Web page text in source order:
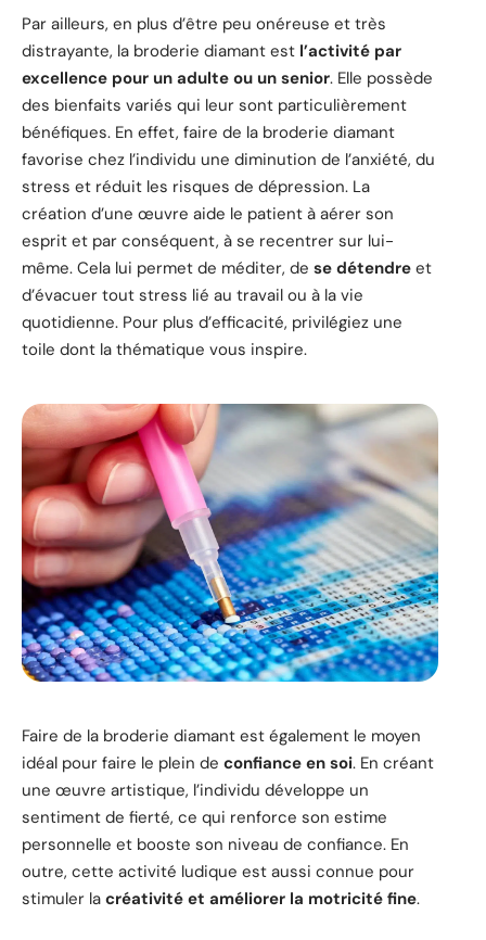
Par ailleurs, en plus d’être peu onéreuse et très
distrayante, la broderie diamant est l’activité par
excellence pour un adulte ou un senior. Elle possède
des bienfaits variés qui leur sont particulièrement
bénéfiques. En effet, faire de la broderie diamant
favorise chez l’individu une diminution de l’anxiété, du
stress et réduit les risques de dépression. La
création d’une œuvre aide le patient à aérer son
esprit et par conséquent, à se recentrer sur lui-
même. Cela lui permet de méditer, de se détendre et
d’évacuer tout stress lié au travail ou à la vie
quotidienne. Pour plus d’efficacité, privilégiez une
toile dont la thématique vous inspire.
Faire de la broderie diamant est également le moyen
idéal pour faire le plein de confiance en soi. En créant
une œuvre artistique, l’individu développe un
sentiment de fierté, ce qui renforce son estime
personnelle et booste son niveau de confiance. En
outre, cette activité ludique est aussi connue pour
stimuler la créativité et améliorer la motricité fine.